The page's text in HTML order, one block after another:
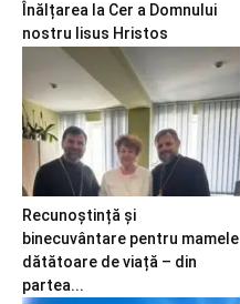
Înălțarea la Cer a Domnului
nostru Iisus Hristos
Recunoștință și
binecuvântare pentru mamele
dătătoare de viață – din
partea...